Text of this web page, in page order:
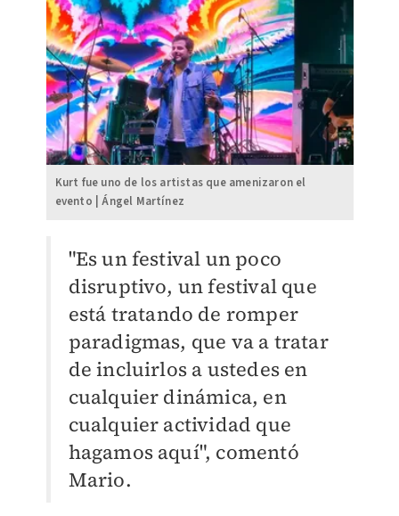
Kurt fue uno de los artistas que amenizaron el
evento | Ángel Martínez
"Es un festival un poco
disruptivo, un festival que
está tratando de romper
paradigmas, que va a tratar
de incluirlos a ustedes en
cualquier dinámica, en
cualquier actividad que
hagamos aquí", comentó
Mario.